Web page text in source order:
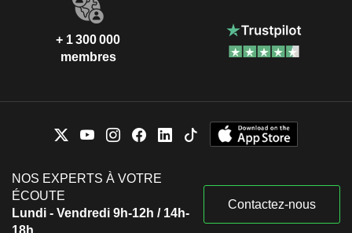
+ 1 300 000
membres
NOS EXPERTS À VOTRE
ÉCOUTE
Lundi - Vendredi 9h-12h / 14h-
18h
Contactez-nous